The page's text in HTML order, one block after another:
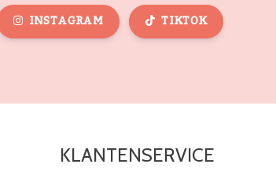
INSTAGRAM TIKTOK
KLANTENSERVICE